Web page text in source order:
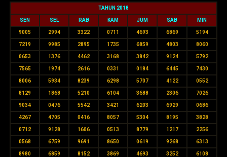
TAHUN 2018
SEN SEL RAB KAM JUM SAB MIN
9005 2994 3322 0711 4693 6869 5194
7219 9985 2895 1735 6859 4803 8060
0653 1376 4462 3168 3842 9124 5792
7565 1974 2616 0331 0184 6445 7430
8006 5934 8239 6298 5707 4122 0552
8129 1868 5210 6104 3688 2306 7026
9034 0476 5542 3421 6203 6929 0686
4267 4705 0416 8057 5304 8195 3828
0712 9128 1606 0513 8779 1217 2256
0568 6759 9691 8650 0619 9268 6313
8980 6859 8152 3869 4693 3252 6108